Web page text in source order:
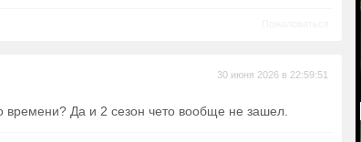
30 июня 2026 в 22:59:51
времени? Да и 2 сезон чето вообще не зашел.